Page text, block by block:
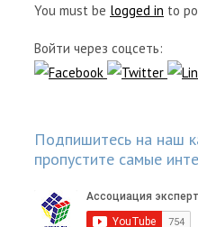
You must be logged in to
Войти через соцсеть:
Подпишитесь на наш
пропустите самые